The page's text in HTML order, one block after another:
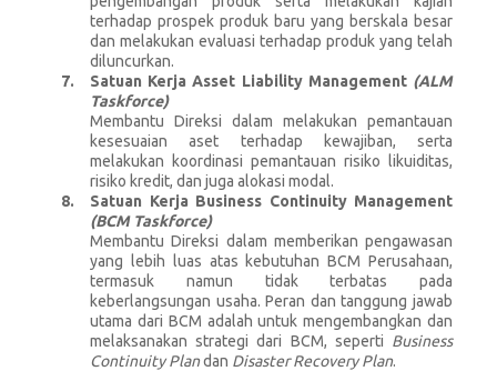
terhadap prospek produk baru yang berskala besar
dan melakukan evaluasi terhadap produk yang telah
diluncurkan.
Satuan Kerja Asset Liability Management (ALM
Taskforce)
Membantu Direksi dalam melakukan pemantauan
kesesuaian aset terhadap kewajiban, serta
melakukan koordinasi pemantauan risiko likuiditas,
risiko kredit, dan juga alokasi modal.
Satuan Kerja Business Continuity Management
(BCM Taskforce)
Membantu Direksi dalam memberikan pengawasan
yang lebih luas atas kebutuhan BCM Perusahaan,
termasuk namun tidak terbatas pada
keberlangsungan usaha. Peran dan tanggung jawab
utama dari BCM adalah untuk mengembangkan dan
melaksanakan strategi dari BCM, seperti Business
Continuity Plandan Disaster Recovery Plan.